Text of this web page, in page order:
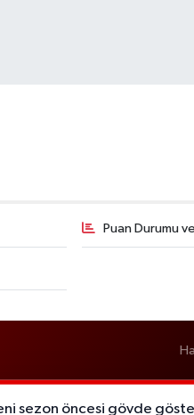
Puan Durumu
sezon öncesi gövde